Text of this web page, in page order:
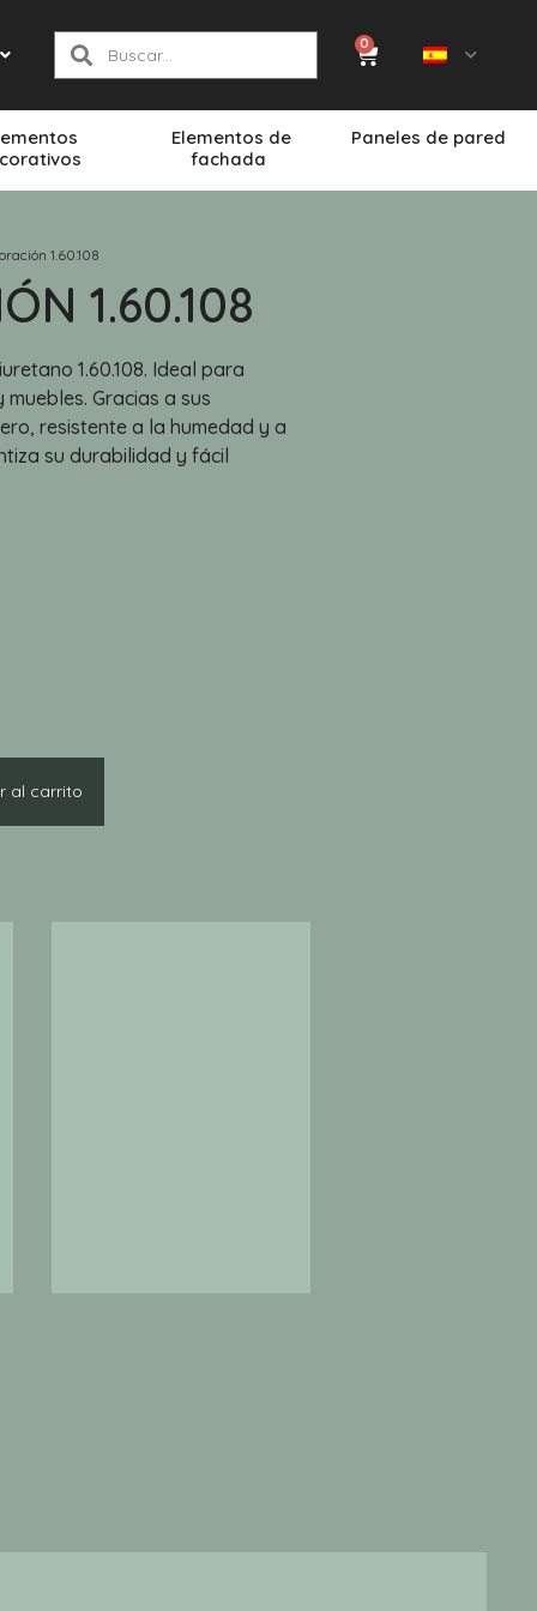
0
Elementos de
fachada
Paneles de pared
1.60.108
1.60.108
1.60.108. Ideal para
Gracias a sus
resistente a la humedad y a
su durabilidad y fácil
al carrito